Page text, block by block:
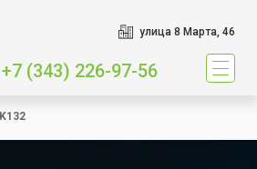
улица 8 Марта, 46
+7 (343) 226-97-56
K132